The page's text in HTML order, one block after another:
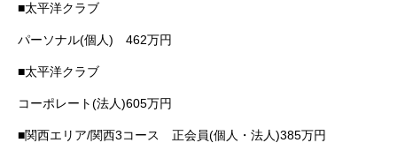
■太平洋クラブ
パーソナル(個人) 462万円
■太平洋クラブ
コーポレート(法人)605万円
■関西エリア/関西3コース 正会員(個人・法人)385万円